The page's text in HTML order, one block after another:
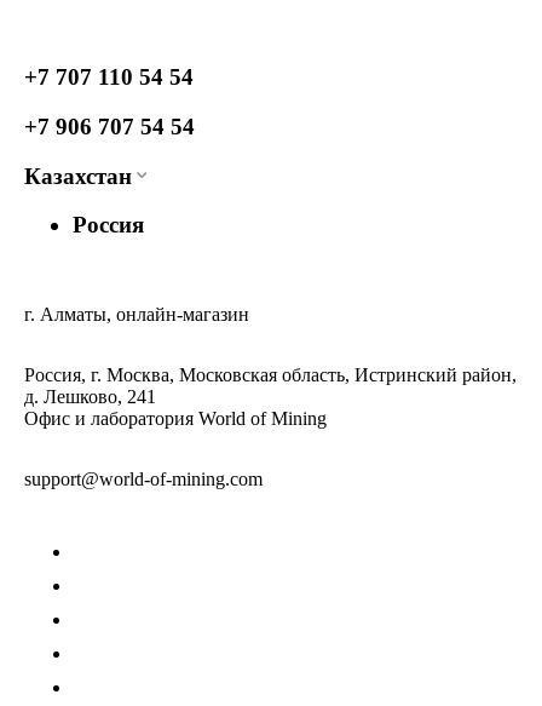
+7 707 110 54 54
+7 906 707 54 54
Казахстан
Россия
г. Алматы, онлайн-магазин
Россия, г. Москва, Московская область, Истринский район,
д. Лешково, 241
Офис и лаборатория World of Mining
support@world-of-mining.com